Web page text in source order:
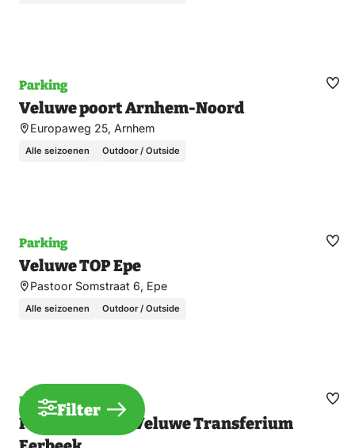
Parking
Veluwe poort Arnhem-Noord
Europaweg 25, Arnhem
Alle seizoenen Outdoor / Outside
Parking
Veluwe TOP Epe
Pastoor Somstraat 6, Epe
Alle seizoenen Outdoor / Outside
Parking
Parkeerplaats Veluwe Transferium
Filter